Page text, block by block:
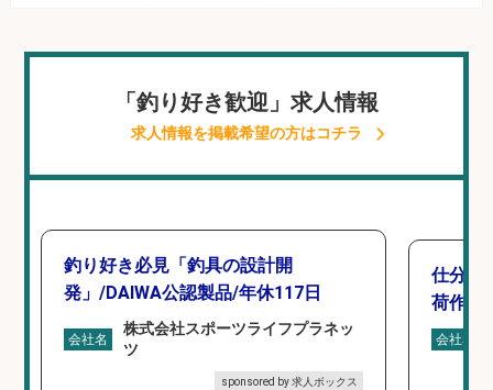
「釣り好き歓迎」求人情報
求人情報を掲載希望の方はコチラ
釣り好き必見「釣具の設計開
発」/DAIWA公認製品/年休117日
会社名
株式会社スポーツライフプラネッ
ツ
sponsored by 求人ボックス
仕分け
荷作業
会社名